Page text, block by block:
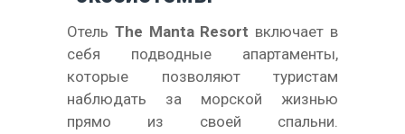
Отель The Manta Resort включает в
себя подводные апартаменты,
которые позволяют туристам
наблюдать за морской жизнью
прямо из своей спальни.